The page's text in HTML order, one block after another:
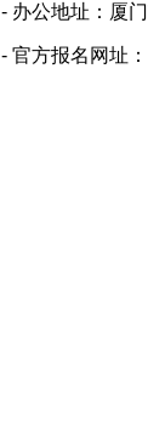
- 办公地址：厦
- 官方报名网址